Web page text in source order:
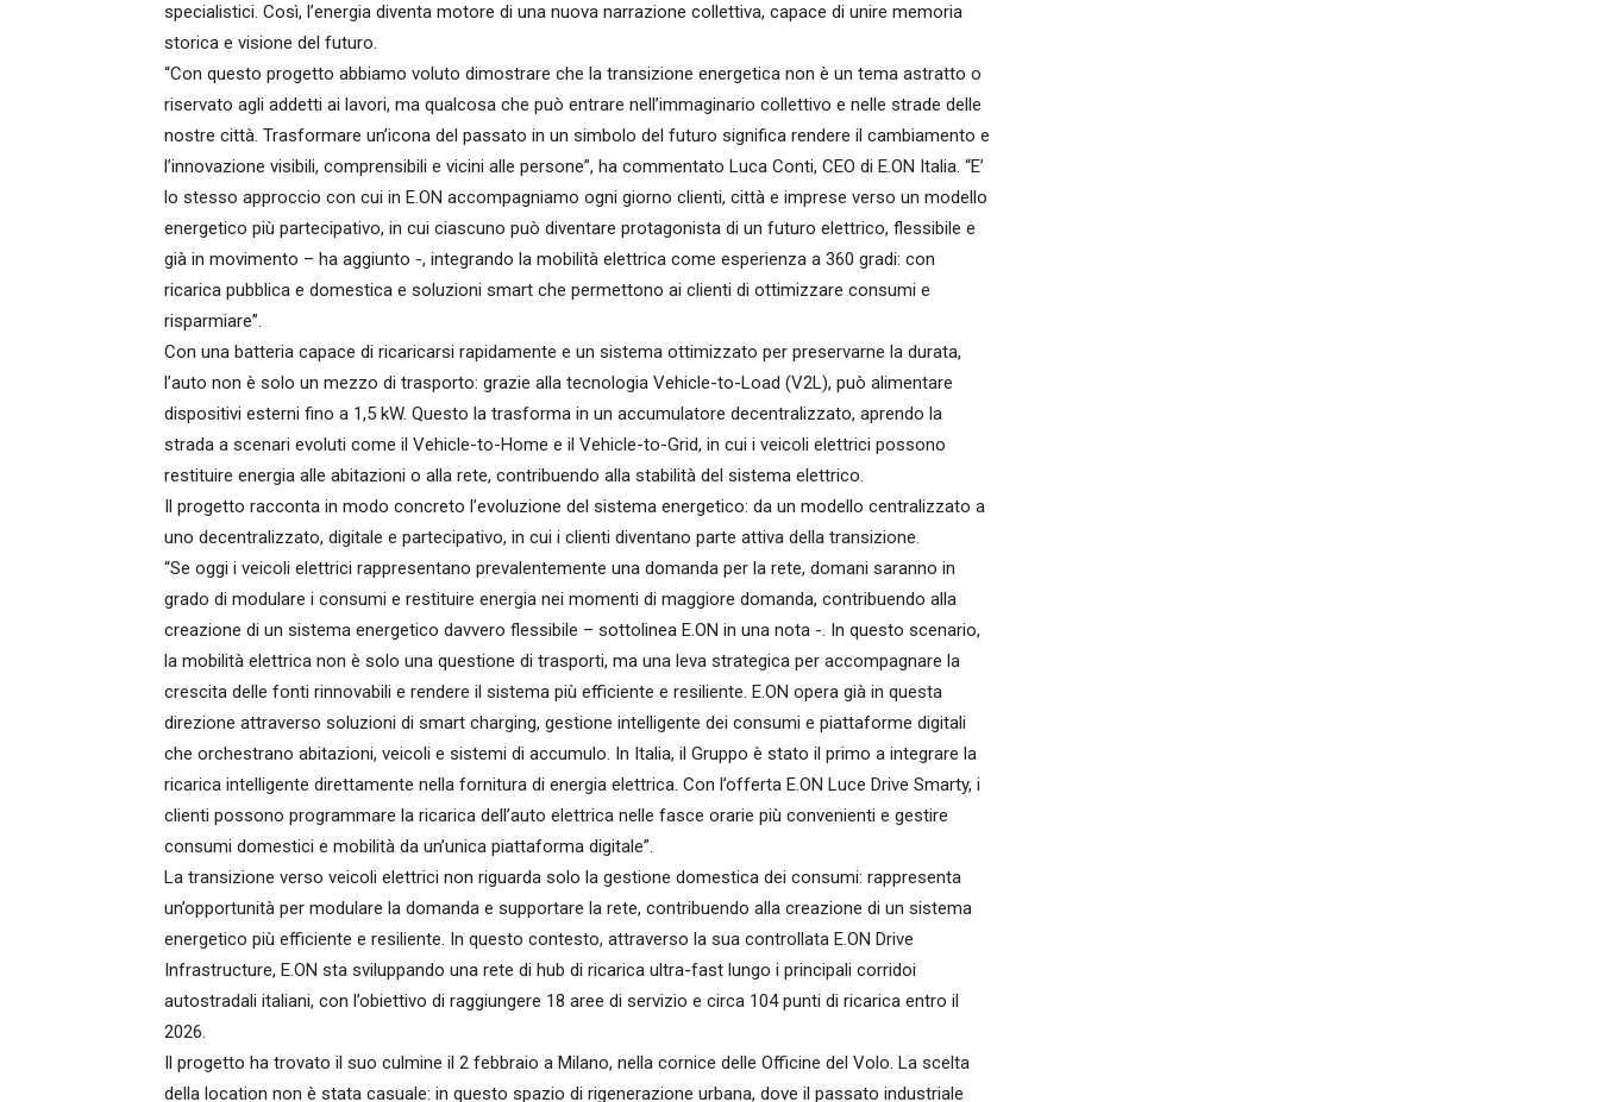
specialistici. Così, l’energia diventa motore di una nuova narrazione collettiva, capace di unire memoria
storica e visione del futuro.
“Con questo progetto abbiamo voluto dimostrare che la transizione energetica non è un tema astratto o
riservato agli addetti ai lavori, ma qualcosa che può entrare nell’immaginario collettivo e nelle strade delle
nostre città. Trasformare un’icona del passato in un simbolo del futuro significa rendere il cambiamento e
l’innovazione visibili, comprensibili e vicini alle persone”, ha commentato Luca Conti, CEO di E.ON Italia. “E’
lo stesso approccio con cui in E.ON accompagniamo ogni giorno clienti, città e imprese verso un modello
energetico più partecipativo, in cui ciascuno può diventare protagonista di un futuro elettrico, flessibile e
già in movimento – ha aggiunto -, integrando la mobilità elettrica come esperienza a 360 gradi: con
ricarica pubblica e domestica e soluzioni smart che permettono ai clienti di ottimizzare consumi e
risparmiare”.
Con una batteria capace di ricaricarsi rapidamente e un sistema ottimizzato per preservarne la durata,
l’auto non è solo un mezzo di trasporto: grazie alla tecnologia Vehicle-to-Load (V2L), può alimentare
dispositivi esterni fino a 1,5 kW. Questo la trasforma in un accumulatore decentralizzato, aprendo la
strada a scenari evoluti come il Vehicle-to-Home e il Vehicle-to-Grid, in cui i veicoli elettrici possono
restituire energia alle abitazioni o alla rete, contribuendo alla stabilità del sistema elettrico.
Il progetto racconta in modo concreto l’evoluzione del sistema energetico: da un modello centralizzato a
uno decentralizzato, digitale e partecipativo, in cui i clienti diventano parte attiva della transizione.
“Se oggi i veicoli elettrici rappresentano prevalentemente una domanda per la rete, domani saranno in
grado di modulare i consumi e restituire energia nei momenti di maggiore domanda, contribuendo alla
creazione di un sistema energetico davvero flessibile – sottolinea E.ON in una nota -. In questo scenario,
la mobilità elettrica non è solo una questione di trasporti, ma una leva strategica per accompagnare la
crescita delle fonti rinnovabili e rendere il sistema più efficiente e resiliente. E.ON opera già in questa
direzione attraverso soluzioni di smart charging, gestione intelligente dei consumi e piattaforme digitali
che orchestrano abitazioni, veicoli e sistemi di accumulo. In Italia, il Gruppo è stato il primo a integrare la
ricarica intelligente direttamente nella fornitura di energia elettrica. Con l’offerta E.ON Luce Drive Smarty, i
clienti possono programmare la ricarica dell’auto elettrica nelle fasce orarie più convenienti e gestire
consumi domestici e mobilità da un’unica piattaforma digitale”.
La transizione verso veicoli elettrici non riguarda solo la gestione domestica dei consumi: rappresenta
un’opportunità per modulare la domanda e supportare la rete, contribuendo alla creazione di un sistema
energetico più efficiente e resiliente. In questo contesto, attraverso la sua controllata E.ON Drive
Infrastructure, E.ON sta sviluppando una rete di hub di ricarica ultra-fast lungo i principali corridoi
autostradali italiani, con l’obiettivo di raggiungere 18 aree di servizio e circa 104 punti di ricarica entro il
2026.
Il progetto ha trovato il suo culmine il 2 febbraio a Milano, nella cornice delle Officine del Volo. La scelta
della location non è stata casuale: in questo spazio di rigenerazione urbana, dove il passato industriale